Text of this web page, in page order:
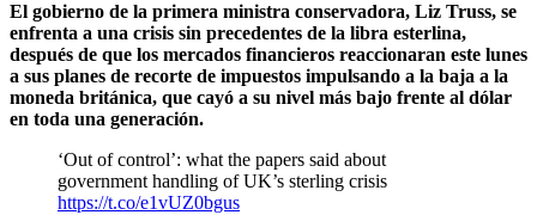
El gobierno de la primera ministra conservadora, Liz Truss, se
enfrenta a una crisis sin precedentes de la libra esterlina,
después de que los mercados financieros reaccionaran este lunes
a sus planes de recorte de impuestos impulsando a la baja a la
moneda británica, que cayó a su nivel más bajo frente al dólar
en toda una generación.
‘Out of control’: what the papers said about
government handling of UK’s sterling crisis
https://t.co/e1vUZ0bgus